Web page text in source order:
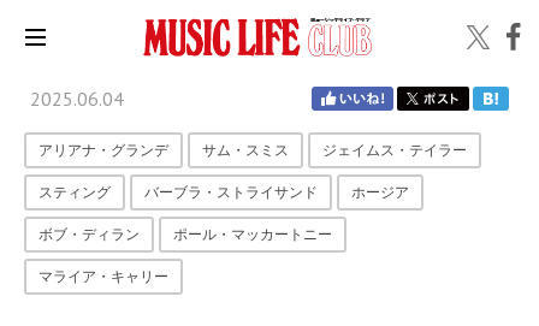
2025.06.04
アリアナ・グランデ サム・スミス ジェイムス・テイラー
スティング バーブラ・ストライサンド ホージア
ボブ・ディラン ポール・マッカートニー
マライア・キャリー